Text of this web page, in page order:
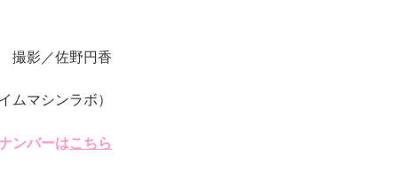
撮影／佐野円香
ムマシンラボ）
ンバーはこちら